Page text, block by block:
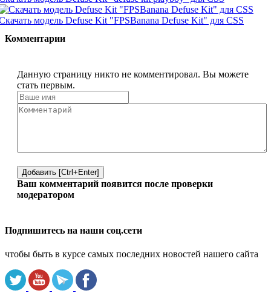
модель Defuse Kit "FPSBanana Defuse Kit" для CSS
Комментарии
Данную страницу никто не комментировал. Вы можете
стать первым.
Добавить [Ctrl+Enter]
Ваш комментарий появится после проверки
модератором
Подпишитесь на наши соц.сети
чтобы быть в курсе самых последних новостей нашего сайта